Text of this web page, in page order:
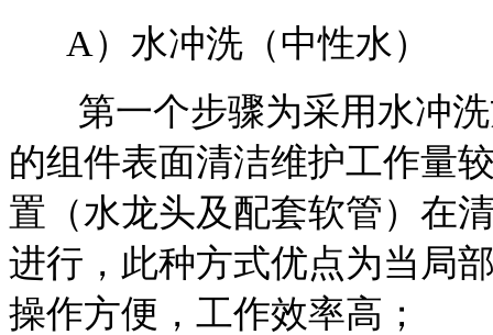
A）水冲洗（中性水）
第一个步骤为采用水冲洗
的组件表面清洁维护工作量
置（水龙头及配套软管）在
进行，此种方式优点为当局
操作方便，工作效率高；